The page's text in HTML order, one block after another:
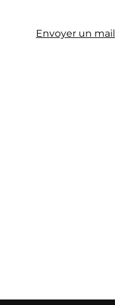
Envoyer un mail